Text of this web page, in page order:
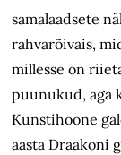
samalaadsete
rahvarõivais,
millesse on
puunukud, aga
Kunstihoone
aasta Draakoni